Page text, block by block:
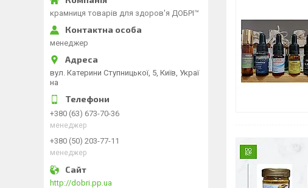
крамниця товарів для здоров'я ДОБРІ™
менеджер
вул. Катерини Ступницької, 5, Київ, Украї
на
+380 (63) 673-70-36
менеджер
+380 (50) 203-77-11
менеджер
http://dobri.pp.ua